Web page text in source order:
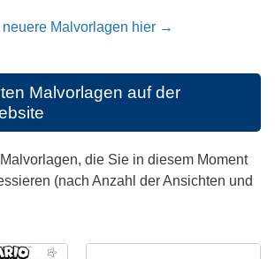
neuere Malvorlagen hier →
Malvorlagen auf der
die Sie in diesem Moment
(nach Anzahl der Ansichten und